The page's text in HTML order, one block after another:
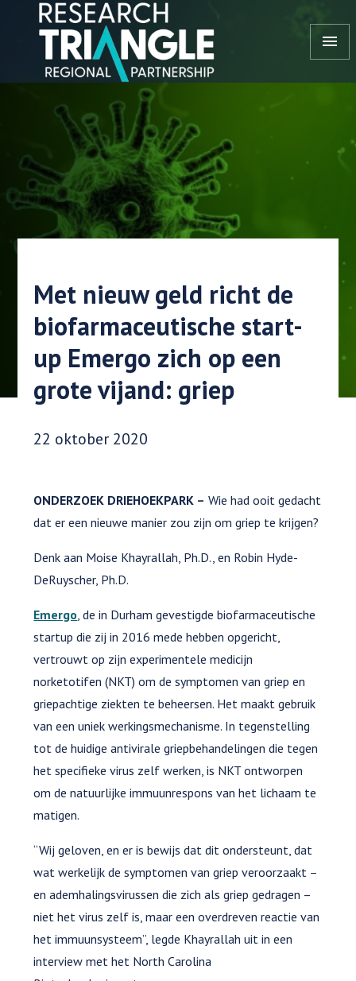
Doorgaan naar artikel
menu
Met nieuw geld richt de
biofarmaceutische start-
up Emergo zich op een
grote vijand: griep
Datum gepubliceerd:
22 oktober 2020
ONDERZOEK DRIEHOEKPARK – Wie had ooit gedacht
dat er een nieuwe manier zou zijn om griep te krijgen?
Denk aan Moise Khayrallah, Ph.D., en Robin Hyde-
DeRuyscher, Ph.D.
Emergo , de in Durham gevestigde biofarmaceutische
startup die zij in 2016 mede hebben opgericht,
vertrouwt op zijn experimentele medicijn
norketotifen (NKT) om de symptomen van griep en
griepachtige ziekten te beheersen. Het maakt gebruik
van een uniek werkingsmechanisme. In tegenstelling
tot de huidige antivirale griepbehandelingen die tegen
het specifieke virus zelf werken, is NKT ontworpen
om de natuurlijke immuunrespons van het lichaam te
matigen.
“Wij geloven, en er is bewijs dat dit ondersteunt, dat
wat werkelijk de symptomen van griep veroorzaakt –
en ademhalingsvirussen die zich als griep gedragen –
niet het virus zelf is, maar een overdreven reactie van
het immuunsysteem”, legde Khayrallah uit in een
interview met het North Carolina